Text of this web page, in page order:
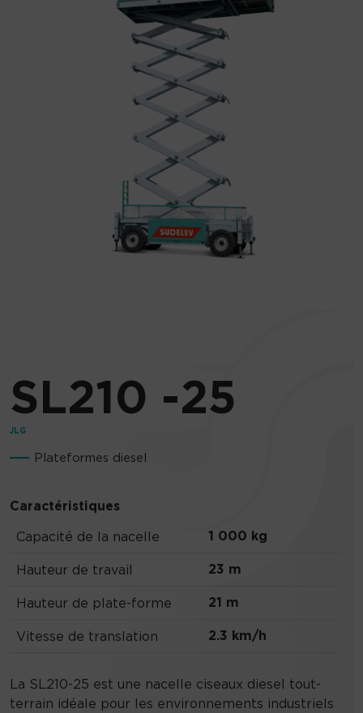
SL210 -25
JLG
Plateformes diesel
Caractéristiques
Capacité de la nacelle 1 000 kg
Hauteur de travail 23 m
Hauteur de plate-forme 21 m
Vitesse de translation 2.3 km/h
La SL210-25 est une nacelle ciseaux diesel tout-
terrain idéale pour les environnements industriels